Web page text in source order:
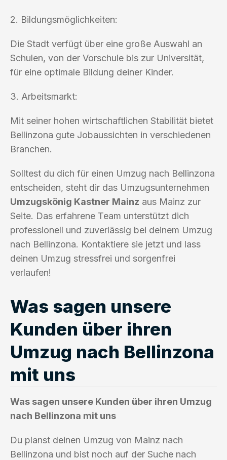
2. Bildungsmöglichkeiten:
Die Stadt verfügt über eine große Auswahl an
Schulen, von der Vorschule bis zur Universität,
für eine optimale Bildung deiner Kinder.
3. Arbeitsmarkt:
Mit seiner hohen wirtschaftlichen Stabilität bietet
Bellinzona gute Jobaussichten in verschiedenen
Branchen.
Solltest du dich für einen Umzug nach Bellinzona
entscheiden, steht dir das Umzugsunternehmen
Umzugskönig Kastner Mainz aus Mainz zur
Seite. Das erfahrene Team unterstützt dich
professionell und zuverlässig bei deinem Umzug
nach Bellinzona. Kontaktiere sie jetzt und lass
deinen Umzug stressfrei und sorgenfrei
verlaufen!
Was sagen unsere
Kunden über ihren
Umzug nach Bellinzona
mit uns
Was sagen unsere Kunden über ihren Umzug
nach Bellinzona mit uns
Du planst deinen Umzug von Mainz nach
Bellinzona und bist noch auf der Suche nach